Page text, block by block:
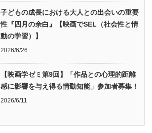
子どもの成長における大人との出会いの重要
性『四月の余白』【映画でSEL（社会性と情
動の学習）】
2026/6/26
【映画学ゼミ第9回】「作品との心理的距離
感に影響を与え得る情動知能」参加者募集！
2026/6/11